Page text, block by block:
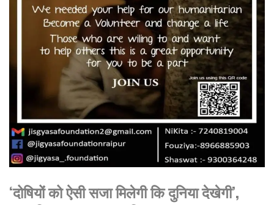
‘दोषियों को ऐसी सजा मिलेगी कि दुनिया देखेगी’,